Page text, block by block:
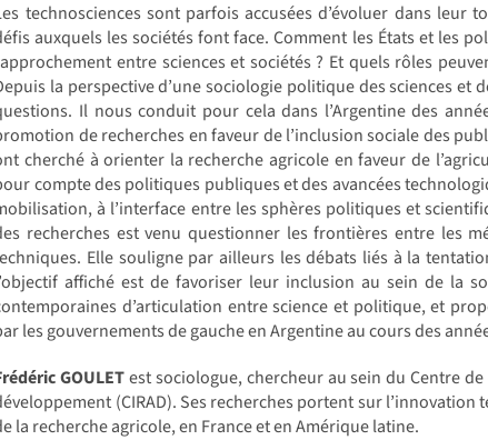
technosciences sont parfois accusées d’évoluer dans
auxquels les sociétés font face. Comment les États et les
entre sciences et sociétés ? Et quels rôles
la perspective d’une sociologie politique des sciences et
Il nous conduit pour cela dans l’Argentine des
de recherches en faveur de l’inclusion sociale des
cherché à orienter la recherche agricole en faveur de
compte des politiques publiques et des avancées
à l’interface entre les sphères politiques et
recherches est venu questionner les frontières entre les
Elle souligne par ailleurs les débats liés à la
affiché est de favoriser leur inclusion au sein de la
d’articulation entre science et politique, et
les gouvernements de gauche en Argentine au cours des
GOULETest sociologue, chercheur au sein du Centre
(CIRAD). Ses recherches portent sur
la recherche agricole, en France et en Amérique latine.